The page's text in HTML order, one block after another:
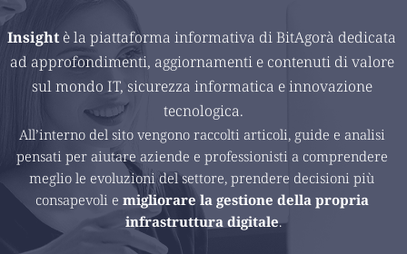
Insight è la piattaforma informativa di BitAgorà dedicata
ad approfondimenti, aggiornamenti e contenuti di valore
sul mondo IT, sicurezza informatica e innovazione
tecnologica.
All’interno del sito vengono raccolti articoli, guide e analisi
pensati per aiutare aziende e professionisti a comprendere
meglio le evoluzioni del settore, prendere decisioni più
consapevoli e migliorare la gestione della propria
infrastruttura digitale.